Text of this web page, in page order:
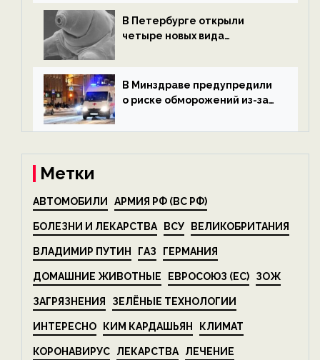
В Петербурге открыли
четыре новых вида
экологии на ECOportal
В Минздраве предупредили
о риске обморожений из-за
на ECOportal
Метки
АВТОМОБИЛИ АРМИЯ РФ (ВС РФ)
БОЛЕЗНИ И ЛЕКАРСТВА ВСУ ВЕЛИКОБРИТАНИЯ
ВЛАДИМИР ПУТИН ГАЗ ГЕРМАНИЯ
ДОМАШНИЕ ЖИВОТНЫЕ ЕВРОСОЮЗ (ЕС) ЗОЖ
ЗАГРЯЗНЕНИЯ ЗЕЛЁНЫЕ ТЕХНОЛОГИИ
ИНТЕРЕСНО КИМ КАРДАШЬЯН КЛИМАТ
КОРОНАВИРУС ЛЕКАРСТВА ЛЕЧЕНИЕ